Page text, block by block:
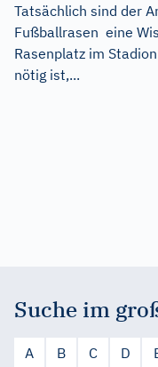
Tatsächlich sind der
Fußballrasen eine
Rasenplatz im
nötig ist,...
Suche im
A B C D